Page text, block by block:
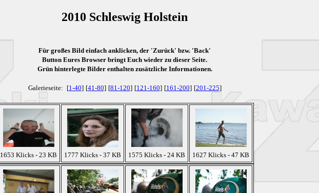
2010 Schleswig Holstein
Für großes Bild einfach anklicken, der 'Zurück' bzw. 'Back'
Button Eures Browser bringt Euch wieder zu dieser Seite.
Grünhinterlegte Bilder enthalten zusätzliche Informationen.
Galerieseite: [1-40] [41-80] [81-120] [121-160] [161-200] [201-225]
1653 Klicks - 23 KB 1777 Klicks - 37 KB 1575 Klicks - 24 KB 1627 Klicks - 47 KB